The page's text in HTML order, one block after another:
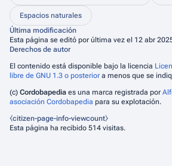
Espacios naturales
Última modificación
Esta página se editó por última vez el 12 abr
Derechos de autor
El contenido está disponible bajo la licencia
libre de GNU 1.3 o posterior a menos que se
(c) Cordobapedia es una marca registrada por
asociación Cordobapedia para su explotación.
⧼citizen-page-info-viewcount⧽
Esta página ha recibido 514 visitas.